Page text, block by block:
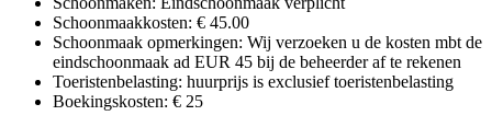
Schoonmaakkosten: € 45.00
Schoonmaak opmerkingen: Wij verzoeken u de kosten mbt de
eindschoonmaak ad EUR 45 bij de beheerder af te rekenen
Toeristenbelasting: huurprijs is exclusief toeristenbelasting
Boekingskosten: € 25